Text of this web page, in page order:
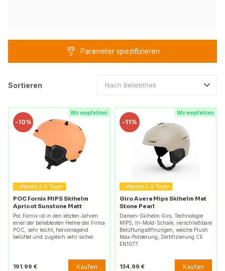
Parameter spezifizieren
Sortieren Nach Beliebtheit
Wir empfehlen
-10%
Lieferzeit 2-3 Tagen
POC Fornix MIPS Skihelm
Apricot Sunstone Matt
Poc Fornix ist in den letzten Jahren
einer der beliebtesten Helme der Firma
POC, sehr leicht, hervorragend
belüftet und zugleich sehr sicher.
191.99 € Kaufen
Wir empfehlen
-11%
Lieferzeit 2-3 Tagen
Giro Avera Mips Skihelm Mat
Stone Pearl
Damen-Skihelm Giro, Technologie
MIPS, In-Mold-Schale, verschließbare
Belüftungsöffnungen, weiche Plush
Max-Polsterung, Zertifizierung CE
EN1077.
134.99 € Kaufen